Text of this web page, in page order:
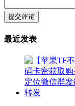
提交评论
最近发表